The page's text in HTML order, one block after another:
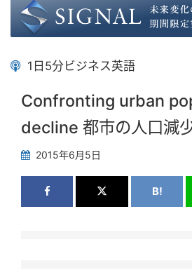
1日5分ビジネス英語
Confronting urban
decline 都市の人口減
2015年6月5日
B!